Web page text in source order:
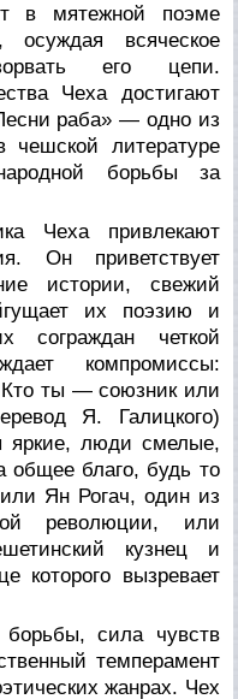
в мятежной поэме
всяческое
его цепи.
Чеха достигают
раба» — одно из
литературе
борьбы за
Чеха привлекают
Он приветствует
истории, свежий
их поэзию и
сограждан четкой
компромиссы:
Кто ты — союзник или
Я. Галицкого)
яркие, люди смелые,
общее благо, будь то
Ян Рогач, один из
революции, или
кузнец и
которого вызревает
сила чувств
темперамент
жанрах. Чех